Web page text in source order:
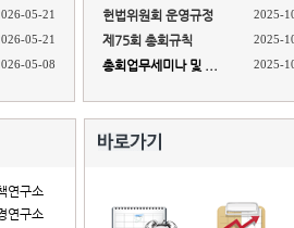
05-21
05-21
05-08
헌법위원회 운영규정 2025-
제75회 총회규칙 2025-
총회업무세미나 및 ... 2025-
연구소
연구소